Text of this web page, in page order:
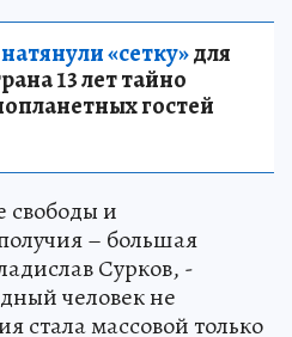
«сетку»для
13 лет тайно
гостей
свободы и
– большая
Сурков, -
человек не
стала массовой только